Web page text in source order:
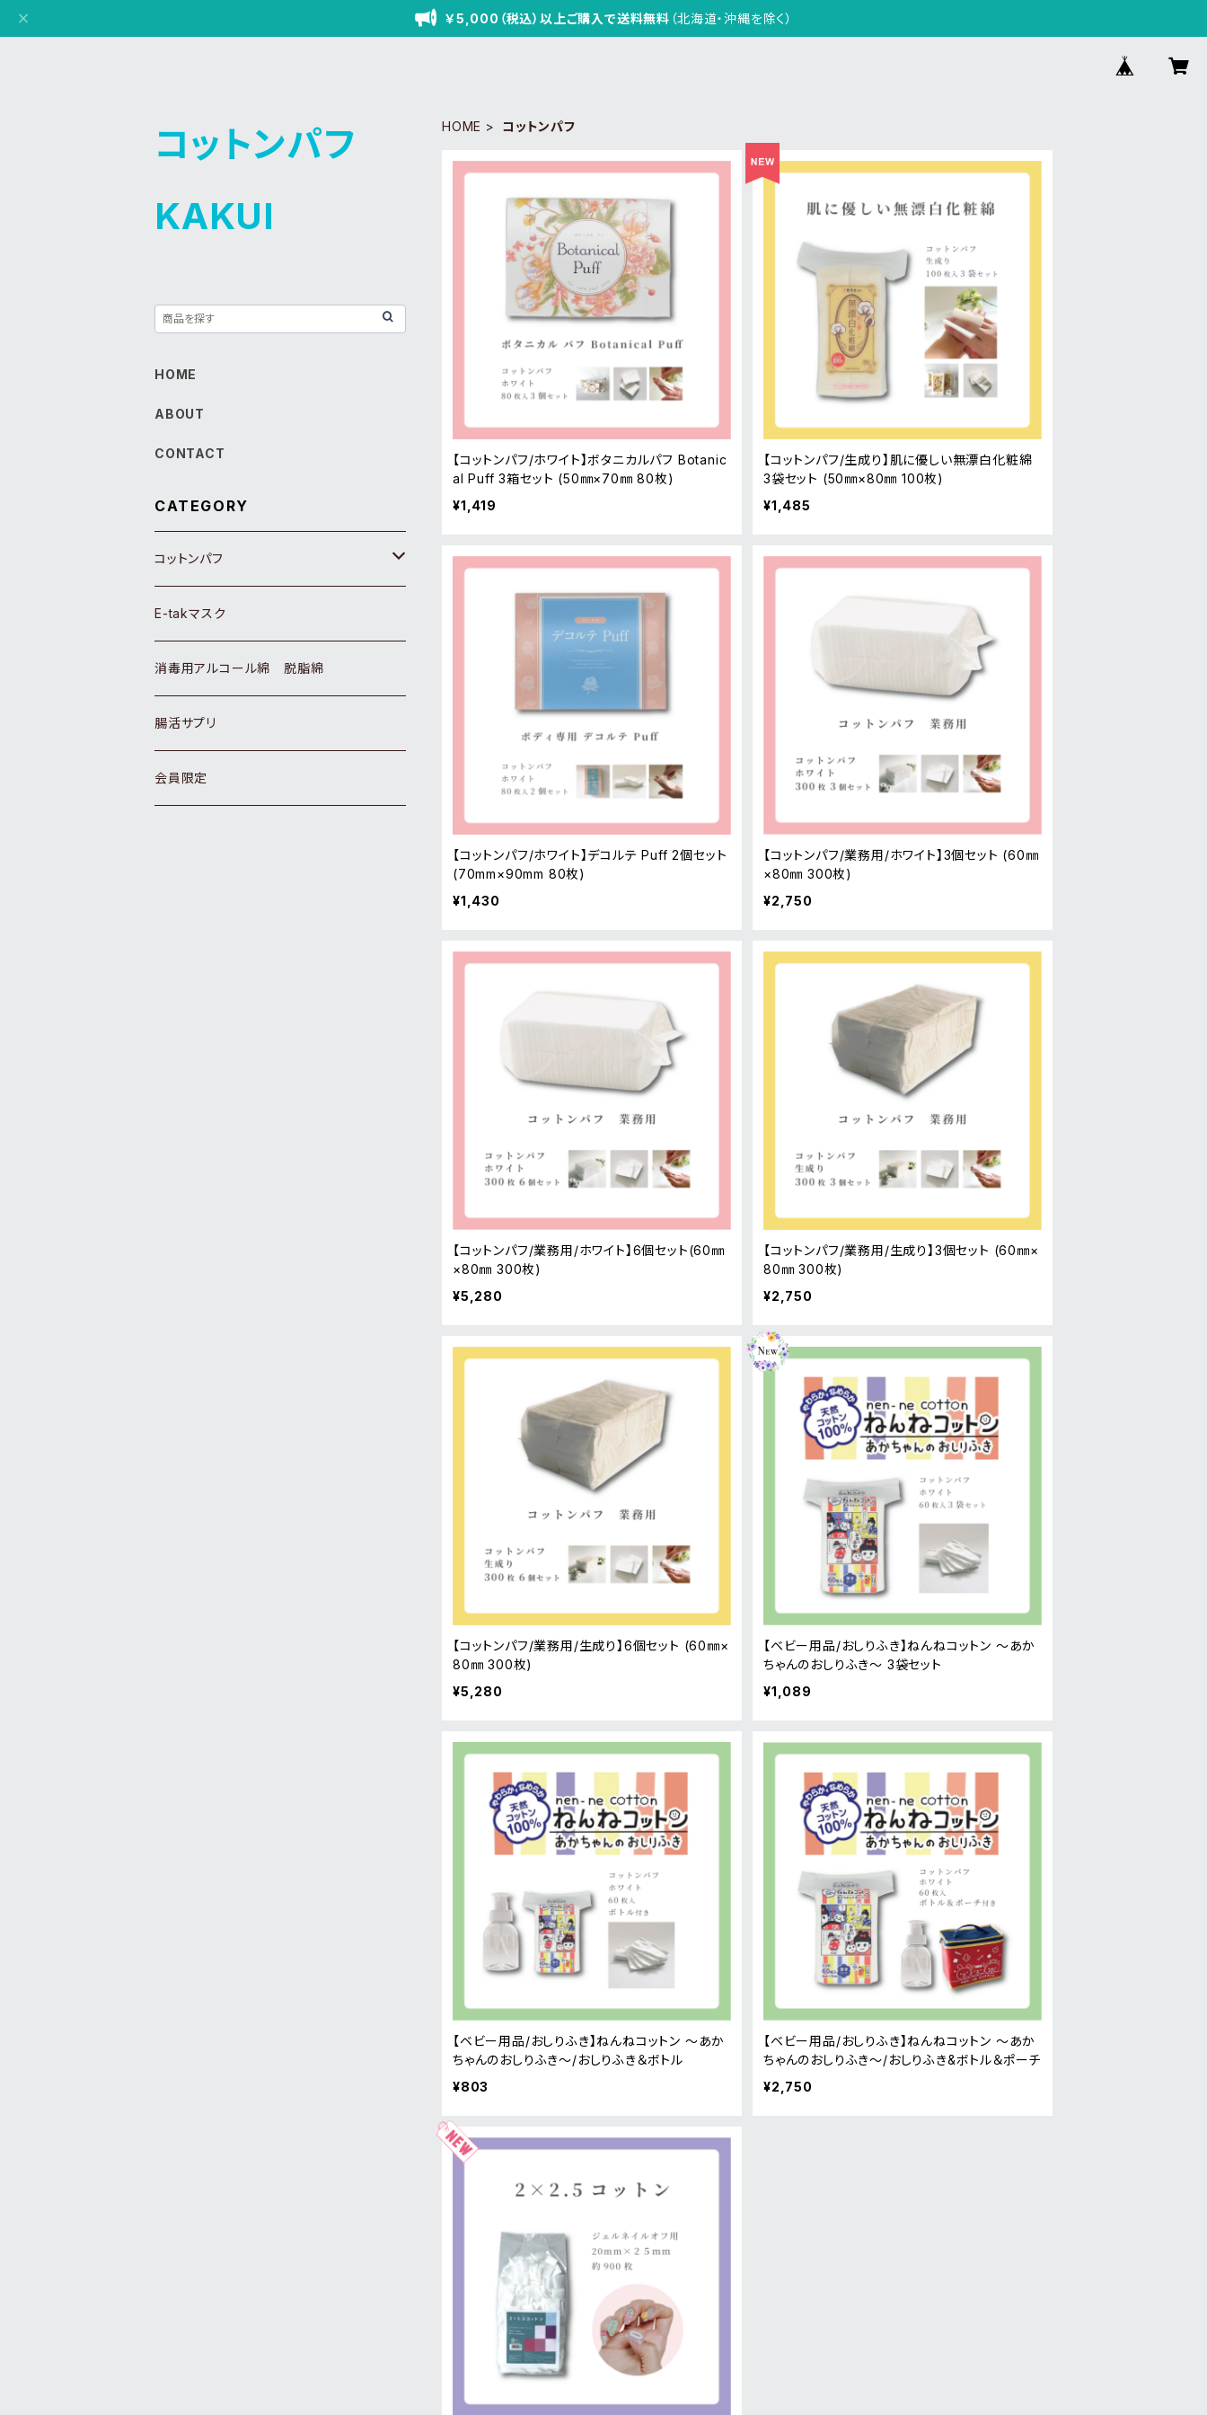
￥5,000（税込）以上ご購入で送料無料 （北海道・沖縄を除く）
HOME コットンパフ
【コットンパフ/ホワイト】ボタニカルパフ Botanic
al Puff 3箱セット (50㎜×70㎜ 80枚)
¥1,419
【コットンパフ/生成り】肌に優しい無漂白化粧綿
3袋セット (50㎜×80㎜ 100枚)
¥1,485
【コットンパフ/ホワイト】デコルテ Puff 2個セット
(70mm×90mm 80枚)
¥1,430
【コットンパフ/業務用/ホワイト】3個セット (60㎜
×80㎜ 300枚)
¥2,750
【コットンパフ/業務用/ホワイト】6個セット(60㎜
×80㎜ 300枚)
¥5,280
【コットンパフ/業務用/生成り】3個セット (60㎜×
80㎜ 300枚)
¥2,750
【コットンパフ/業務用/生成り】6個セット (60㎜×
80㎜ 300枚)
¥5,280
【ベビー用品/おしりふき】ねんねコットン ～あか
ちゃんのおしりふき～ 3袋セット
¥1,089
【ベビー用品/おしりふき】ねんねコットン ～あか
ちゃんのおしりふき～/おしりふき＆ボトル
¥803
【ベビー用品/おしりふき】ねんねコットン ～あか
ちゃんのおしりふき～/おしりふき&ボトル＆ポーチ
¥2,750
コットンパフ
KAKUI
HOME
ABOUT
CONTACT
CATEGORY
コットンパフ
コットンパフ ホワイト
コットンパフ 生成り
ベビー用品
ネイル用品
E-takマスク
消毒用アルコール綿 脱脂綿
腸活サプリ
会員限定